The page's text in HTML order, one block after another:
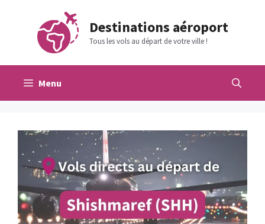
contenu
Destinations aéroport
Tous les vols au départ de votre ville !
Menu